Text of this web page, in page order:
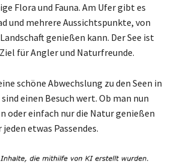
Flora und Fauna. Am Ufer gibt es
und mehrere Aussichtspunkte, von
genießen kann. Der See ist
für Angler und Naturfreunde.
schöne Abwechslung zu den Seen in
einen Besuch wert. Ob man nun
oder einfach nur die Natur genießen
etwas Passendes.